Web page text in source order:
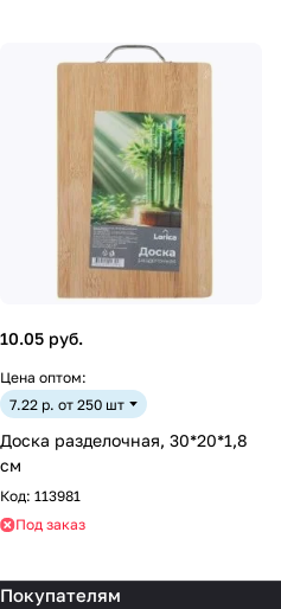
10.05 руб.
Цена оптом:
7.22 р. от 250 шт
Доска разделочная, 30*20*1,8
см
Код: 113981
Под заказ
Покупателям